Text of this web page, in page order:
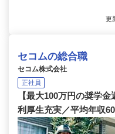
更
セコムの総合職
セコム株式会社
正社員
【最大100万円の奨学
利厚生充実／平均年収